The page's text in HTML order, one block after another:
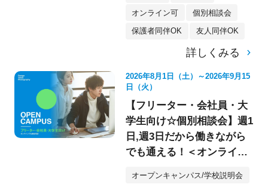
オンライン可 個別相談会
保護者同伴OK 友人同伴OK
詳しくみる
2026年8月1日（土）～2026年9月15
日（火）
【フリーター・会社員・大
学生向け☆個別相談会】週1
日,週3日だから働きながら
でも通える！＜オンライン
オープンキャンパス/学校説明会